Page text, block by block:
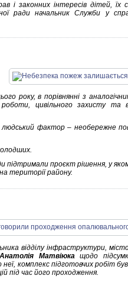
законних інтересів дітей, їх
ради начальник Служби у
року, в порівнянні з
цивільного захисту та
людський фактор – необережне
підтримали проєкт рішення, у
території району.
відділу інфраструктури,
Анатолія Матвіюкащодо
комплекс підготовчих робіт
під час його проходження.